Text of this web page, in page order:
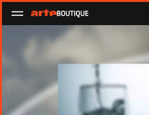
Ouvrir le menu